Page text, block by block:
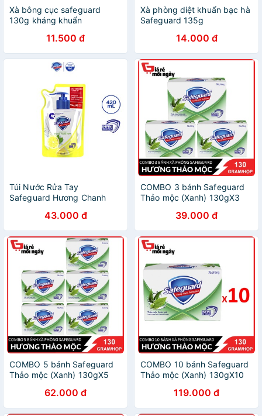
Xà bông cục safeguard
130g kháng khuẩn
11.500 đ
Xà phòng diệt khuẩn bạc hà
Safeguard 135g
14.000 đ
Túi Nước Rửa Tay
Safeguard Hương Chanh
43.000 đ
COMBO 3 bánh Safeguard
Thảo mộc (Xanh) 130gX3
39.000 đ
COMBO 5 bánh Safeguard
Thảo mộc (Xanh) 130gX5
62.000 đ
COMBO 10 bánh Safeguard
Thảo mộc (Xanh) 130gX10
119.000 đ